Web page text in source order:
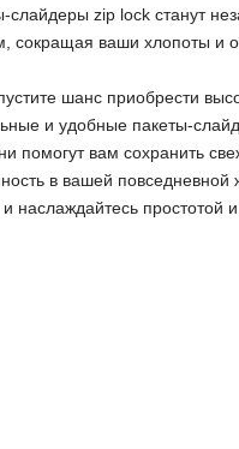
слайдеры zip lock станут
сокращая ваши хлопоты и
шанс приобрести
и удобные пакеты-
помогут вам сохранить
в вашей повседневной
и наслаждайтесь простотой